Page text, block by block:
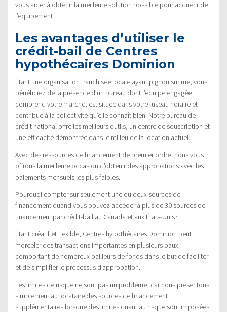
vous aider à obtenir la meilleure solution possible pour acquérir de
l’équipement
Les avantages d’utiliser le
crédit-bail de Centres
hypothécaires Dominion
Étant une organisation franchisée locale ayant pignon sur rue, vous
bénéficiez de la présence d’un bureau dont l’équipe engagée
comprend votre marché, est située dans votre fuseau horaire et
contribue à la collectivité qu’elle connaît bien. Notre bureau de
crédit national offre les meilleurs outils, un centre de souscription et
une efficacité démontrée dans le milieu de la location actuel.
Avec des ressources de financement de premier ordre, nous vous
offrons la meilleure occasion d’obtenir des approbations avec les
paiements mensuels les plus faibles.
Pourquoi compter sur seulement une ou deux sources de
financement quand vous pouvez accéder à plus de 30 sources de
financement par crédit-bail au Canada et aux États-Unis?
Étant créatif et flexible, Centres hypothécaires Dominion peut
morceler des transactions importantes en plusieurs baux
comportant de nombreux bailleurs de fonds dans le but de faciliter
et de simplifier le processus d’approbation.
Les limites de risque ne sont pas un problème, car nous présentons
simplement au locataire des sources de financement
supplémentaires lorsque des limites quant au risque sont imposées